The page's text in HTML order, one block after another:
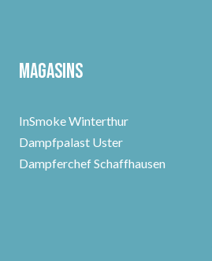
Magasins
InSmoke Winterthur
Dampfpalast Uster
Dampferchef Schaffhausen